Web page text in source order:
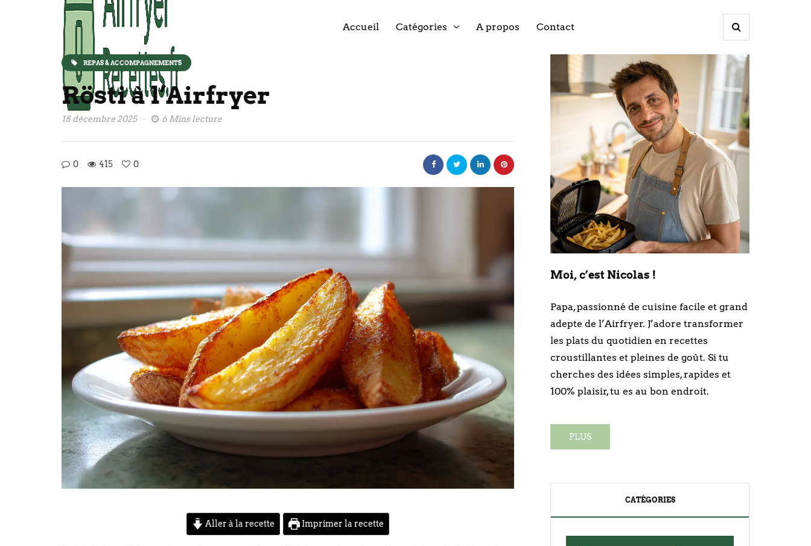
Accueil Catégories A propos Contact
REPAS & ACCOMPAGNEMENTS
Rösti à l’Airfryer
18 décembre 2025 6 Mins lecture
0 415 0
Aller à la recette Imprimer la recette
Moi, c’est Nicolas !
Papa, passionné de cuisine facile et grand
adepte de l’Airfryer. J’adore transformer
les plats du quotidien en recettes
croustillantes et pleines de goût. Si tu
cherches des idées simples, rapides et
100% plaisir, tu es au bon endroit.
PLUS
CATÉGORIES